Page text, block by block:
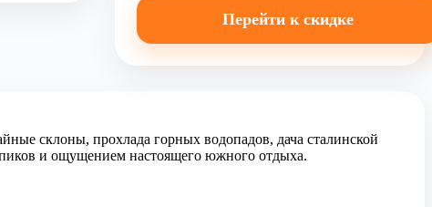
Перейти к скидке
склоны, прохлада горных водопадов, дача сталинской
и ощущением настоящего южного отдыха.